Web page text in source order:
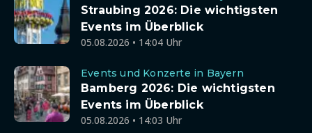
Straubing 2026: Die wichtigsten
Events im Überblick
05.08.2026 • 14:04 Uhr
Events und Konzerte in Bayern
Bamberg 2026: Die wichtigsten
Events im Überblick
05.08.2026 • 14:03 Uhr